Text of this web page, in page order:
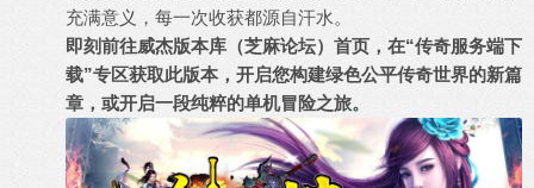
充满意义，每一次收获都源自汗水。
即刻前往威杰版本库（芝麻论坛）首页，在“传奇服务端下
载”专区获取此版本，开启您构建绿色公平传奇世界的新篇
章，或开启一段纯粹的单机冒险之旅。